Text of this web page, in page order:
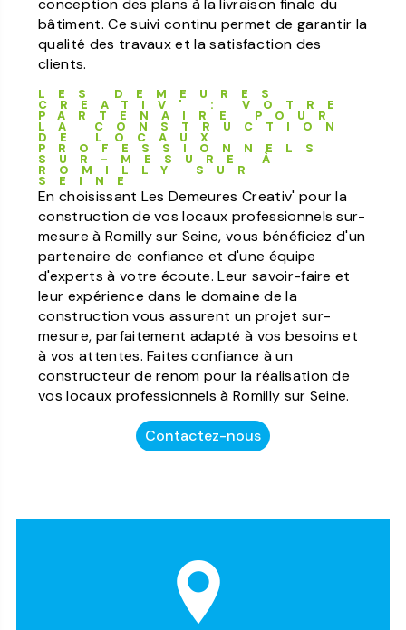
conception des plans à la livraison finale du
bâtiment. Ce suivi continu permet de garantir la
qualité des travaux et la satisfaction des
clients.
LES DEMEURES
CREATIV' : VOTRE
PARTENAIRE POUR
LA CONSTRUCTION
DE LOCAUX
PROFESSIONNELS
SUR-MESURE À
ROMILLY SUR
SEINE
En choisissant Les Demeures Creativ' pour la
construction de vos locaux professionnels sur-
mesure à Romilly sur Seine, vous bénéficiez d'un
partenaire de confiance et d'une équipe
d'experts à votre écoute. Leur savoir-faire et
leur expérience dans le domaine de la
construction vous assurent un projet sur-
mesure, parfaitement adapté à vos besoins et
à vos attentes. Faites confiance à un
constructeur de renom pour la réalisation de
vos locaux professionnels à Romilly sur Seine.
Contactez-nous